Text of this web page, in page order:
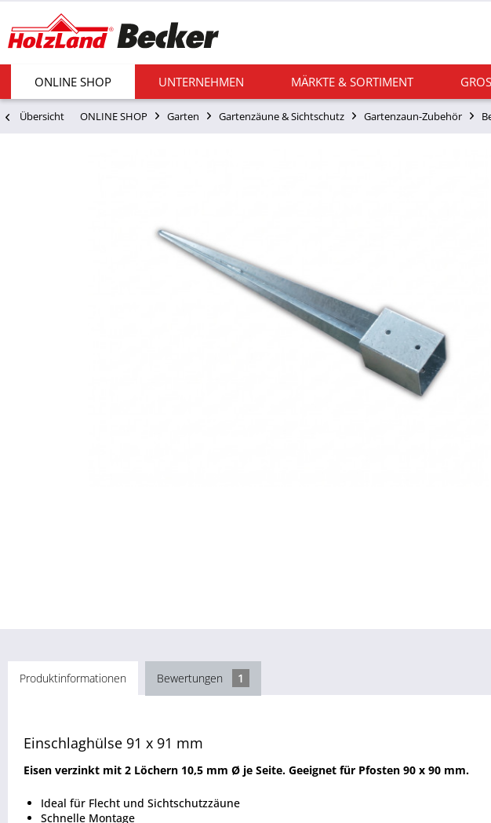
ONLINE SHOP UNTERNEHMEN MÄRKTE & SORTIMENT
Übersicht ONLINE SHOP Garten Gartenzäune & Sichtschutz Gartenzaun-Zubehör
Produktinformationen Bewertungen 1
Einschlaghülse 91 x 91 mm
Eisen verzinkt mit 2 Löchern 10,5 mm Ø je Seite. Geeignet für Pfosten 90 x 90 mm.
Ideal für Flecht und Sichtschutzzäune
Schnelle Montage